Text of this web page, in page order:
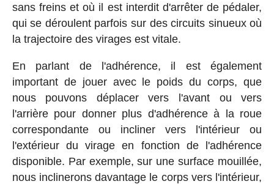
sans freins et où il est interdit d'arrêter de pédaler,
qui se déroulent parfois sur des circuits sinueux où
la trajectoire des virages est vitale.
En parlant de l'adhérence, il est également
important de jouer avec le poids du corps, que
nous pouvons déplacer vers l'avant ou vers
l'arrière pour donner plus d'adhérence à la roue
correspondante ou incliner vers l'intérieur ou
l'extérieur du virage en fonction de l'adhérence
disponible. Par exemple, sur une surface mouillée,
nous inclinerons davantage le corps vers l'intérieur,